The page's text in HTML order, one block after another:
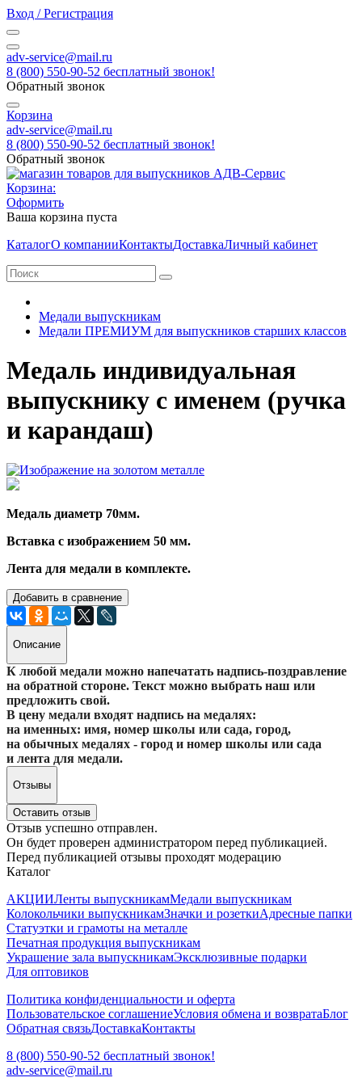
Вход / Регистрация
adv-service@mail.ru
8 (800) 550-90-52 бесплатный звонок!
Обратный звонок
Корзина
adv-service@mail.ru
8 (800) 550-90-52 бесплатный звонок!
Обратный звонок
Корзина:
Оформить
Ваша корзина пуста
КаталогО компанииКонтактыДоставкаЛичный кабинет
Медали выпускникам
Медали ПРЕМИУМ для выпускников старших классов
Медаль индивидуальная
выпускнику с именем (ручка
и карандаш)
Медаль диаметр 70мм.
Вставка с изображением 50 мм.
Лента для медали в комплекте.
Добавить в сравнение
Описание
К любой медали можно напечатать надпись-поздравление
на обратной стороне. Текст можно выбрать наш или
предложить свой.
В цену медали входят надпись на медалях:
на именных: имя, номер школы или сада, город,
на обычных медалях - город и номер школы или сада
и лента для медали.
Отзывы
Оставить отзыв
Отзыв успешно отправлен.
Он будет проверен администратором перед публикацией.
Перед публикацией отзывы проходят модерацию
Каталог
АКЦИИЛенты выпускникамМедали выпускникам
Колокольчики выпускникамЗначки и розеткиАдресные папки
Статуэтки и грамоты на металле
Печатная продукция выпускникам
Украшение зала выпускникамЭксклюзивные подарки
Для оптовиков
Политика конфиденциальности и оферта
Пользовательское соглашениеУсловия обмена и возвратаБлог
Обратная связьДоставкаКонтакты
8 (800) 550-90-52 бесплатный звонок!
adv-service@mail.ru